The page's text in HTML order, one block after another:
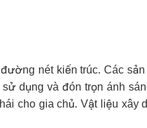
nét kiến trúc. Các
dụng và đón trọn ánh
cho gia chủ. Vật liệu xây